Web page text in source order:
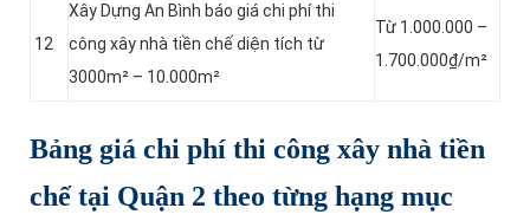
12
Xây Dựng An Bình báo giá chi phí thi
công xây nhà tiền chế diện tích từ
3000m² – 10.000m²
Từ 1.000.000 –
1.700.000₫/m²
Bảng giá chi phí thi công xây nhà tiền
chế tại Quận 2 theo từng hạng mục